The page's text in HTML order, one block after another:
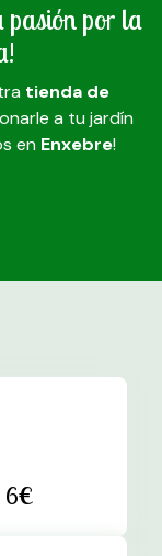
pasión por la
tienda de
a tu jardín
en Enxebre!
6€